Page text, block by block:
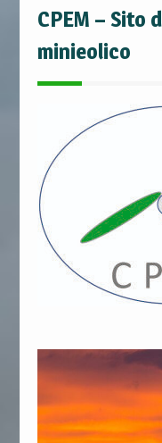
CPEM – Sito
minieolico